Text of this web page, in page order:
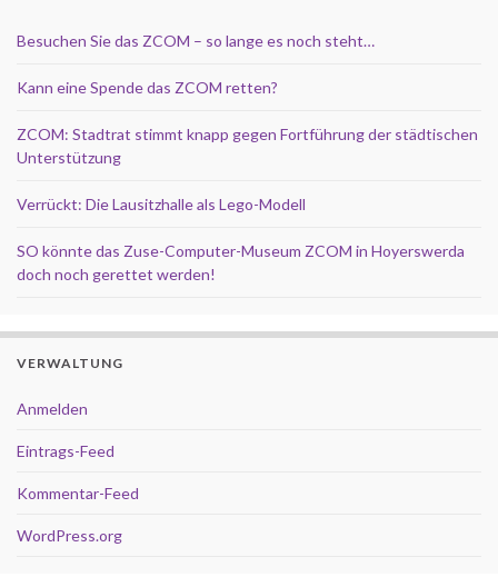
Besuchen Sie das ZCOM – so lange es noch steht…
Kann eine Spende das ZCOM retten?
ZCOM: Stadtrat stimmt knapp gegen Fortführung der städtischen
Unterstützung
Verrückt: Die Lausitzhalle als Lego-Modell
SO könnte das Zuse-Computer-Museum ZCOM in Hoyerswerda
doch noch gerettet werden!
VERWALTUNG
Anmelden
Eintrags-Feed
Kommentar-Feed
WordPress.org